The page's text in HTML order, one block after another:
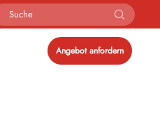
Angebot anfordern